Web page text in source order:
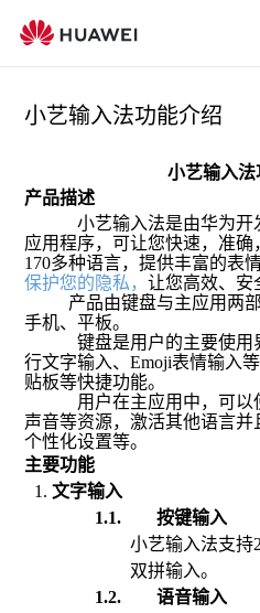
小艺输入法功能介绍
小艺输入法
产品描述
小艺输入法是由华为
应用程序，可让您快速，准
170多种语言，提供丰富的表
保护您的隐私，让您高效、安
产品由键盘与主应用两
手机、平板。
键盘是用户的主要使
行文字输入、Emoji表情输入
贴板等快捷功能。
用户在主应用中，可以
声音等资源，激活其他语言
个性化设置等。
主要功能
文字输入
1.1.
按键输入
小艺输入法支持
双拼输入。
1.2.
语音输入